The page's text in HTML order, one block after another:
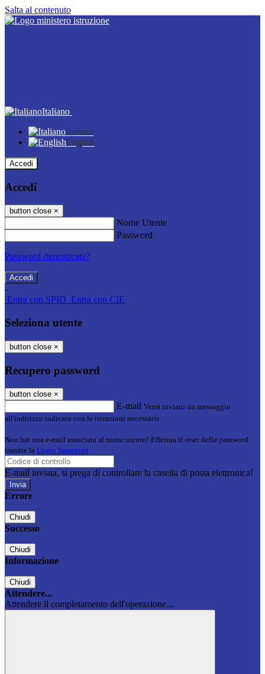
Salta al contenuto
Italiano
Italiano
English
Accedi
Accedi
button close ×
Nome Utente
Password
Password dimenticata?
-
Entra con SPID Entra con CIE
Seleziona utente
button close ×
Recupero password
button close ×
E-mail Verrà inviato un messaggio
all'indirizzo indicato con le istruzioni necessarie.
Non hai una e-mail associata al nome utente? Effettua il reset della password
tramite la Login Spaggiari
E-mail inviata, si prega di controllare la casella di posta elettronica!
Errore
Chiudi
Successo
Chiudi
Informazione
Chiudi
Attendere...
Attendere il completamento dell'operazione...